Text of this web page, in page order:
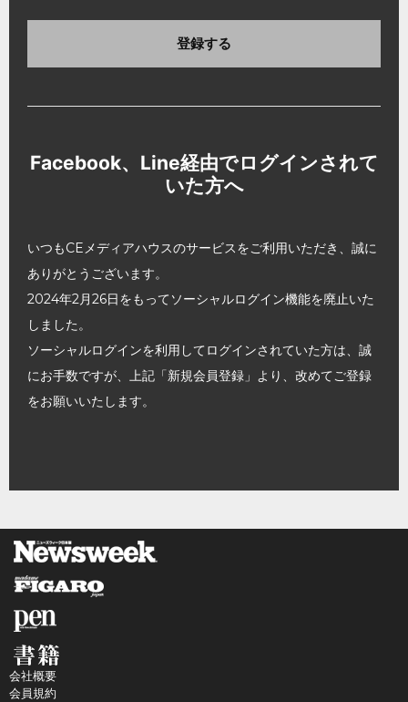
登録する
Facebook、Line経由でログインされて
いた方へ
いつもCEメディアハウスのサービスをご利用いただき、誠に
ありがとうございます。
2024年2月26日をもってソーシャルログイン機能を廃止いた
しました。
ソーシャルログインを利用してログインされていた方は、誠
にお手数ですが、上記「新規会員登録」より、改めてご登録
をお願いいたします。
会社概要
会員規約